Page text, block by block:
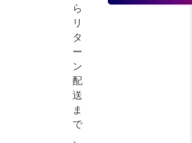
ら
リ
タ
ー
ン
配
送
ま
で